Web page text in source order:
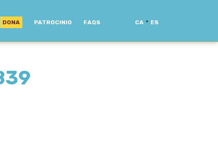
DONA PATROCINIO FAQS CA · ES